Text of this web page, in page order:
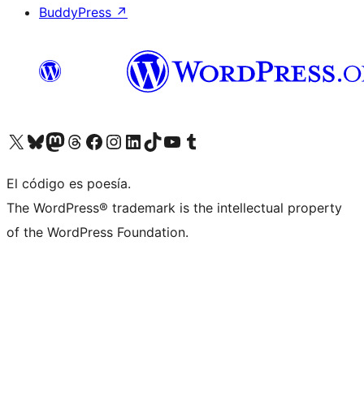
BuddyPress ↗
Visita nuestra cuenta de X (anteriormente Twitter)
Visita nuestra cuenta de Bluesky
Visita nuestra cuenta de Mastodon
Visita nuestra cuenta de Threads
Visita nuestra página de Facebook
Visita nuestra cuenta de Instagram
Visita nuestra cuenta de LinkedIn
Visita nuestra cuenta de TikTok
Visita nuestro canal de YouTube
Visita nuestra cuenta de Tumblr
El código es poesía.
The WordPress® trademark is the intellectual property
of the WordPress Foundation.